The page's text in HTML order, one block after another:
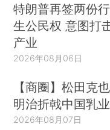
特朗普再签两份
生公民权 意图打
产业
2026年08月06日
【商圈】松田克
明治折戟中国乳业
2026年08月07日